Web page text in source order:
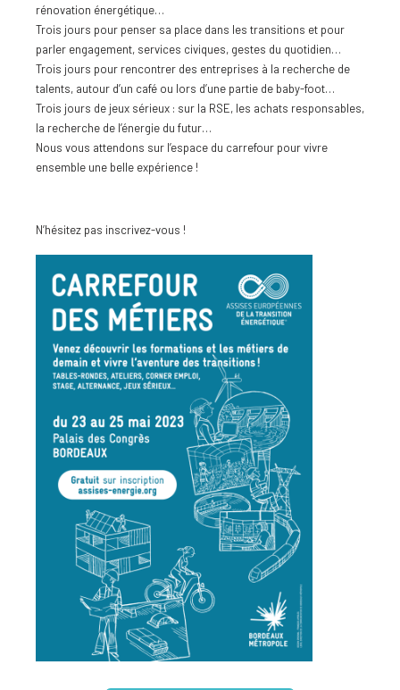
rénovation énergétique…
Trois jours pour penser sa place dans les transitions et pour
parler engagement, services civiques, gestes du quotidien…
Trois jours pour rencontrer des entreprises à la recherche de
talents, autour d’un café ou lors d’une partie de baby-foot…
Trois jours de jeux sérieux : sur la RSE, les achats responsables,
la recherche de l’énergie du futur…
Nous vous attendons sur l’espace du carrefour pour vivre
ensemble une belle expérience !
N’hésitez pas inscrivez-vous !